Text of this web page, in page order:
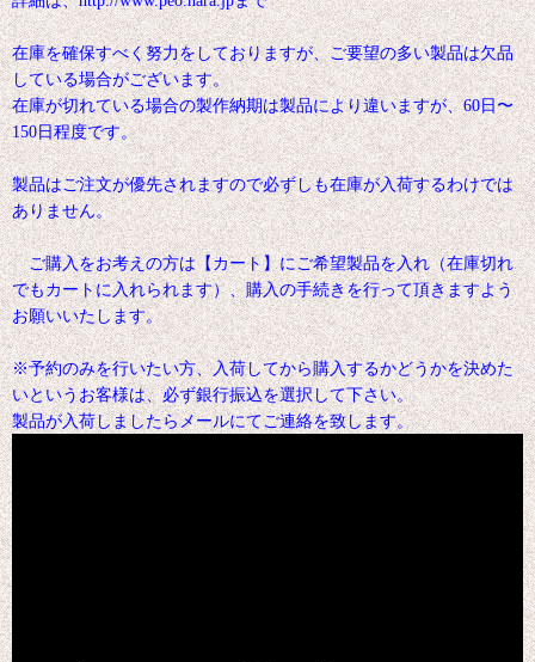
在庫を確保すべく努力をしておりますが、ご要望の多い製品は欠品
している場合がございます。
在庫が切れている場合の製作納期は製品により違いますが、60日〜
150日程度です。
製品はご注文が優先されますので必ずしも在庫が入荷するわけでは
ありません。
ご購入をお考えの方は【カート】にご希望製品を入れ（在庫切れ
でもカートに入れられます）、購入の手続きを行って頂きますよう
お願いいたします。
※予約のみを行いたい方、入荷してから購入するかどうかを決めた
いというお客様は、必ず銀行振込を選択して下さい。
製品が入荷しましたらメールにてご連絡を致します。